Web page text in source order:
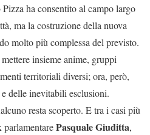
ha consentito al campo largo
ma la costruzione della nuova
molto più complessa del previsto.
insieme anime, gruppi
territoriali diversi; ora, però,
delle inevitabili esclusioni.
resta scoperto. E tra i casi più
parlamentarePasquale Giuditta,